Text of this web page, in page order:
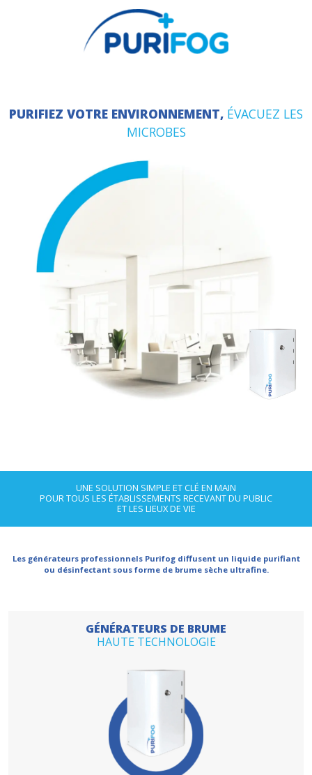
PURIFIEZ VOTRE ENVIRONNEMENT,
POUR TOUS LES ÉTABLISSEMENTS RECEVANT DU
ET LES LIEUX DE VIE
Les générateurs professionnels Purifog diffusent un
ou désinfectant sous forme de brume sèche